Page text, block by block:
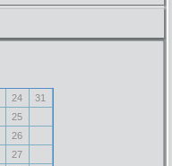
24
31
25
26
27